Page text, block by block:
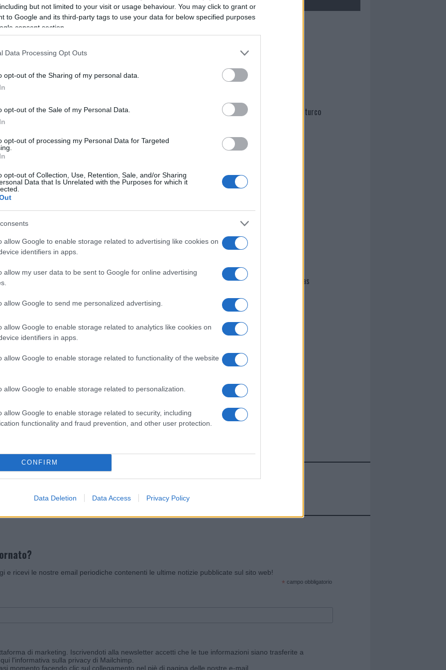
but not limited to your visit or usage behaviour. You may click to grant or
to Google and its third-party tags to use your data for below specified purposes
consent section.
Data Processing Opt Outs
opt-out of the Sharing of my personal data.
opt-out of the Sale of my Personal Data.
opt-out of processing my Personal Data for Targeted
opt-out of Collection, Use, Retention, Sale, and/or Sharing
Data that Is Unrelated with the Purposes for which it
allow Google to enable storage related to advertising like cookies on
identifiers in apps.
allow my user data to be sent to Google for online advertising
allow Google to send me personalized advertising.
allow Google to enable storage related to analytics like cookies on
identifiers in apps.
allow Google to enable storage related to functionality of the website
allow Google to enable storage related to personalization.
allow Google to enable storage related to security, including
functionality and fraud prevention, and other user protection.
CONFIRM
Data Deletion Data Access Privacy Policy
cliccandoqui
nella sezioneLogindal menù del sito o
Olbia
di GalluraOggi.it
i tuoi video e le tue foto
+39 345 356 7512
news daGoogle News
Prossimo articolo
Paolo Pinna
Martina Agostina Diturco
I nostri cari
I nostri cari
Giovannimaria Cabras
e ricevi le nostre email periodiche contenenti le ultime notizie pubblicate sul sito web!
* campo obbligatorio
di marketing. Iscrivendoti alla newsletter accetti che le tue informazioni siano trasferite a
l'informativa sulla privacy di Mailchimp
momento facendo clic sul collegamento nel piè di pagina delle nostre e-mail.